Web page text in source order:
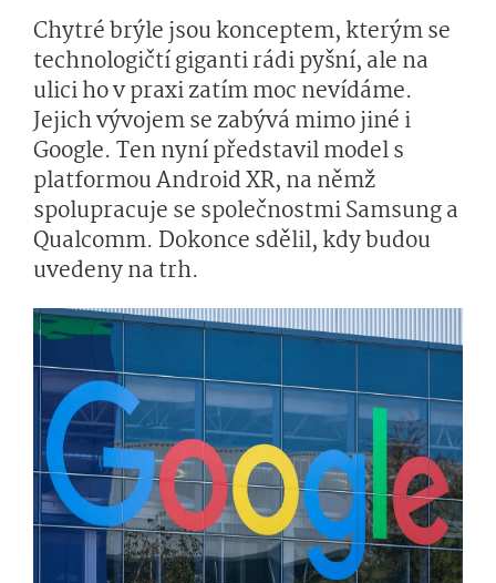
Chytré brýle jsou konceptem, kterým se
technologičtí giganti rádi pyšní, ale na
ulici ho v praxi zatím moc nevídáme.
Jejich vývojem se zabývá mimo jiné i
Google. Ten nyní představil model s
platformou Android XR, na němž
spolupracuje se společnostmi Samsung a
Qualcomm. Dokonce sdělil, kdy budou
uvedeny na trh.